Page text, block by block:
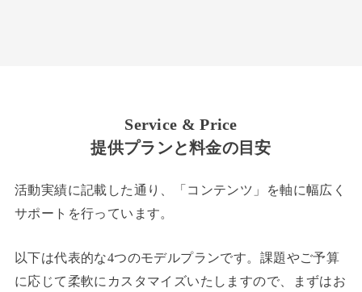
Service & Price
提供プランと料金の目安
活動実績に記載した通り、「コンテンツ」を軸に幅広く
サポートを行っています。
以下は代表的な4つのモデルプランです。課題やご予算
に応じて柔軟にカスタマイズいたしますので、まずはお